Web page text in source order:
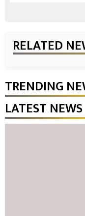
RELATED
TRENDING
LATEST NEWS